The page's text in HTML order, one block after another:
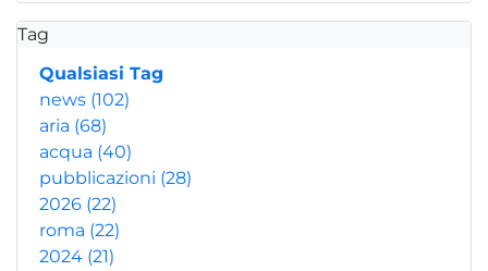
Tag
Qualsiasi Tag
news (102)
aria (68)
acqua (40)
pubblicazioni (28)
2026 (22)
roma (22)
2024 (21)